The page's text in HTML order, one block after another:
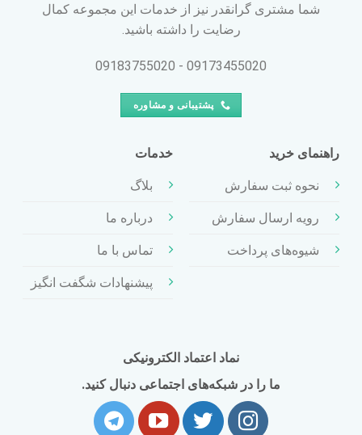
شما مشتری گرانقدر نیز از خدمات این مجموعه کمال
رضایت را داشته باشید.
09173455020 - 09183755020
پشتیبانی و مشاوره
راهنمای خرید
نحوه ثبت سفارش
رویه ارسال سفارش
شیوه‌های پرداخت
خدمات
بلاگ
درباره ما
تماس با ما
پیشنهادات شگفت انگیز
نماد اعتماد الکترونیکی
ما را در شبکه‌های اجتماعی دنبال کنید.